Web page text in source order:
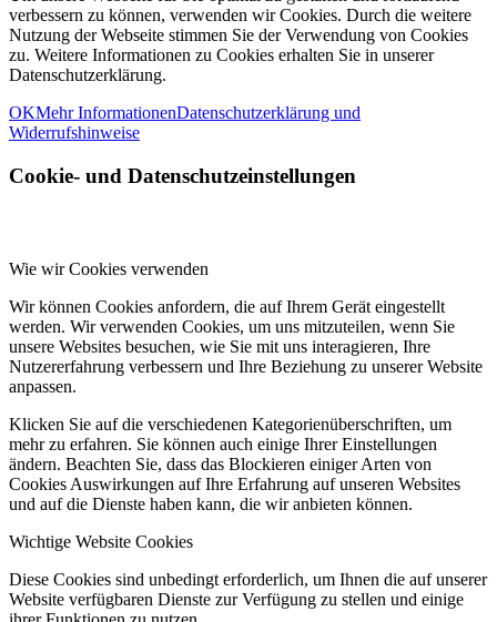
verbessern zu können, verwenden wir Cookies. Durch die weitere
Nutzung der Webseite stimmen Sie der Verwendung von Cookies
zu. Weitere Informationen zu Cookies erhalten Sie in unserer
Datenschutzerklärung.
OKMehr InformationenDatenschutzerklärung und
Widerrufshinweise
Cookie- und Datenschutzeinstellungen
Wie wir Cookies verwenden
Wir können Cookies anfordern, die auf Ihrem Gerät eingestellt
werden. Wir verwenden Cookies, um uns mitzuteilen, wenn Sie
unsere Websites besuchen, wie Sie mit uns interagieren, Ihre
Nutzererfahrung verbessern und Ihre Beziehung zu unserer Website
anpassen.
Klicken Sie auf die verschiedenen Kategorienüberschriften, um
mehr zu erfahren. Sie können auch einige Ihrer Einstellungen
ändern. Beachten Sie, dass das Blockieren einiger Arten von
Cookies Auswirkungen auf Ihre Erfahrung auf unseren Websites
und auf die Dienste haben kann, die wir anbieten können.
Wichtige Website Cookies
Diese Cookies sind unbedingt erforderlich, um Ihnen die auf unserer
Website verfügbaren Dienste zur Verfügung zu stellen und einige